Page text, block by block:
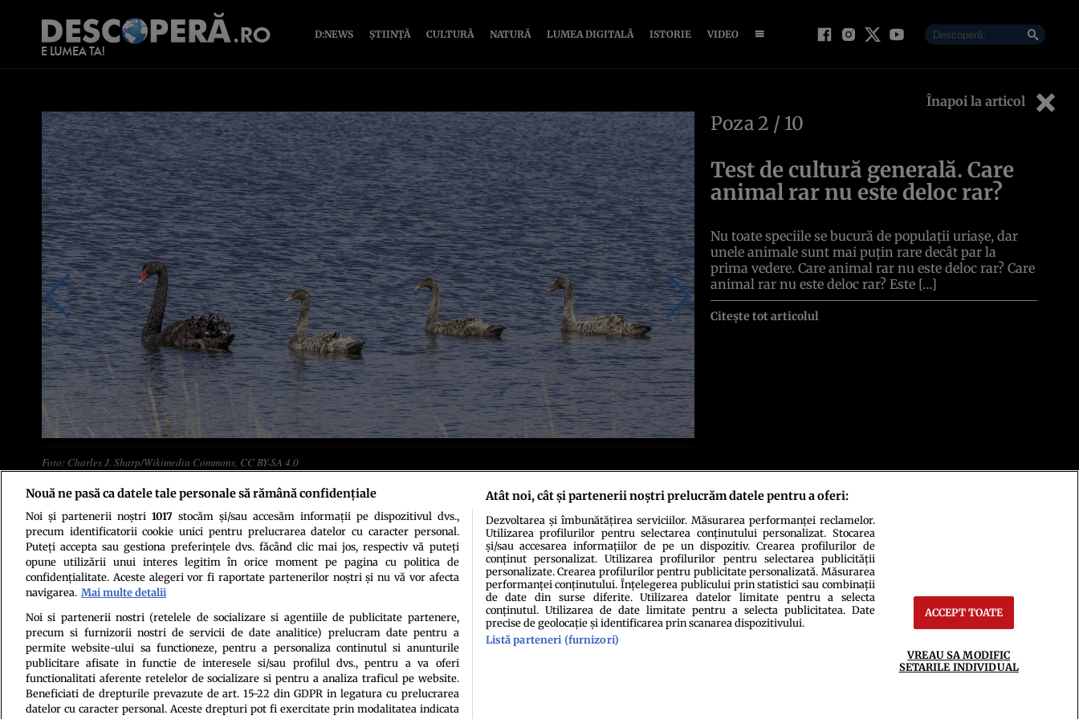
D:NEWS ȘTIINȚĂ CULTURĂ NATURĂ LUMEA DIGITALĂ ISTORIE VIDEO
Înapoi la articol
Foto: Charles J. Sharp/Wikimedia Commons, CC BY-SA 4.0
Poza2 / 10
Test de cultură generală. Care
animal rar nu este deloc rar?
Nu toate speciile se bucură de populații uriașe, dar
unele animale sunt mai puțin rare decât par la
prima vedere. Care animal rar nu este deloc rar? Care
animal rar nu este deloc rar? Este […]
Citește tot articolul
Politica de confidenţialitate Politica de cookiesTermeni şi condiţiiEchipa redacționalăContactSetări Cookies
Citarea se poate face în limita a 250 de semne. Nici o instituţie sau persoană (site-uri, instituţii mass-media, firme de monitorizare) nu poate reproduce integral scrierile publicistice purtătoare de Drepturi de Autor.
Nouă ne pasă ca datele tale personale să rămână confidențiale
Noi și partenerii noștri 1017stocăm și/sau accesăm informații pe dispozitivul dvs.,
precum identificatorii cookie unici pentru prelucrarea datelor cu caracter personal.
Puteți accepta sau gestiona preferințele dvs. făcând clic mai jos, respectiv vă puteți
opune utilizării unui interes legitim în orice moment pe pagina cu politica de
confidențialitate. Aceste alegeri vor fi raportate partenerilor noștri și nu vă vor afecta
navigarea. Mai multe detalii
Noi si partenerii nostri (retelele de socializare si agentiile de publicitate partenere,
precum si furnizorii nostri de servicii de date analitice) prelucram date pentru a
permite website-ului sa functioneze, pentru a personaliza continutul si anunturile
publicitare afisate in functie de interesele si/sau profilul dvs., pentru a va oferi
functionalitati aferente retelelor de socializare si pentru a analiza traficul pe website.
Beneficiati de drepturile prevazute de art. 15-22 din GDPR in legatura cu prelucrarea
datelor cu caracter personal. Aceste drepturi pot fi exercitate prin modalitatea indicata
Atât noi, cât și partenerii noștri prelucrăm datele pentru a oferi:
Dezvoltarea și îmbunătățirea serviciilor. Măsurarea performanței reclamelor.
Utilizarea profilurilor pentru selectarea conținutului personalizat. Stocarea
și/sau accesarea informațiilor de pe un dispozitiv. Crearea profilurilor de
conținut personalizat. Utilizarea profilurilor pentru selectarea publicității
personalizate. Crearea profilurilor pentru publicitate personalizată. Măsurarea
performanței conținutului. Înțelegerea publicului prin statistici sau combinații
de date din surse diferite. Utilizarea datelor limitate pentru a selecta
conținutul. Utilizarea de date limitate pentru a selecta publicitatea. Date
precise de geolocație și identificarea prin scanarea dispozitivului.
Listă parteneri (furnizori)
ACCEPT TOATE
VREAU SA MODIFIC
SETARILE INDIVIDUAL